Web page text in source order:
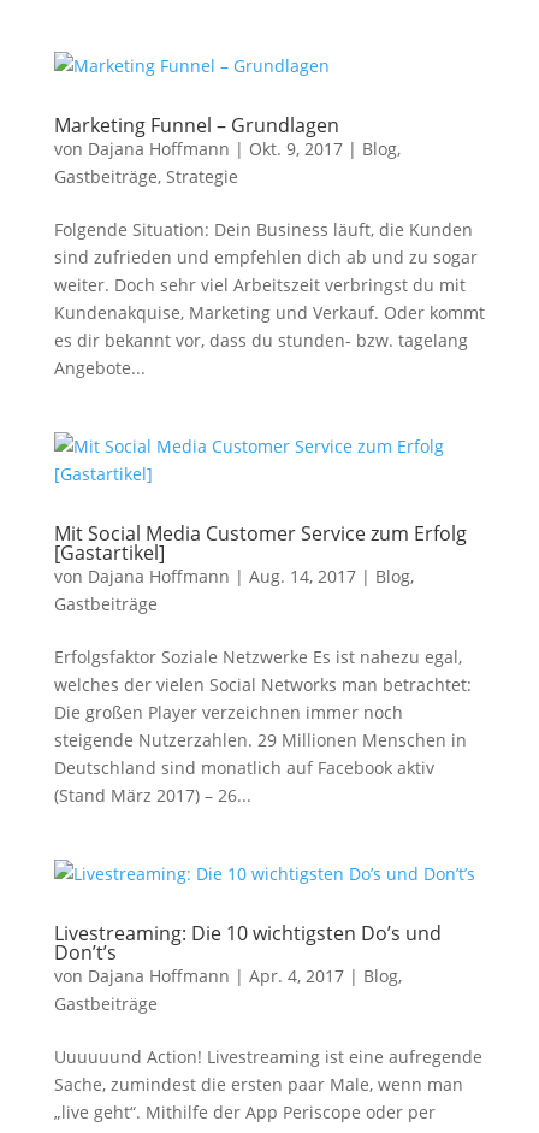
Marketing Funnel – Grundlagen
von Dajana Hoffmann | Okt. 9, 2017| Blog,
Gastbeiträge, Strategie
Folgende Situation: Dein Business läuft, die Kunden
sind zufrieden und empfehlen dich ab und zu sogar
weiter. Doch sehr viel Arbeitszeit verbringst du mit
Kundenakquise, Marketing und Verkauf. Oder kommt
es dir bekannt vor, dass du stunden- bzw. tagelang
Angebote...
Mit Social Media Customer Service zum Erfolg
[Gastartikel]
von Dajana Hoffmann | Aug. 14, 2017| Blog,
Gastbeiträge
Erfolgsfaktor Soziale Netzwerke Es ist nahezu egal,
welches der vielen Social Networks man betrachtet:
Die großen Player verzeichnen immer noch
steigende Nutzerzahlen. 29 Millionen Menschen in
Deutschland sind monatlich auf Facebook aktiv
(Stand März 2017) – 26...
Livestreaming: Die 10 wichtigsten Do’s und
Don’t’s
von Dajana Hoffmann | Apr. 4, 2017| Blog,
Gastbeiträge
Uuuuuund Action! Livestreaming ist eine aufregende
Sache, zumindest die ersten paar Male, wenn man
„live geht“. Mithilfe der App Periscope oder per